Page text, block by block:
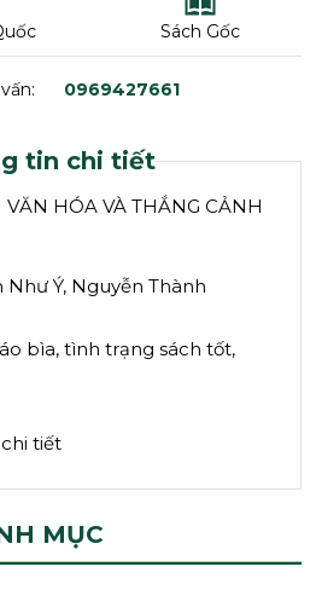
Sách Gốc
0969427661
tin chi tiết
HÓA VÀ THẮNG CẢNH
Ý, Nguyễn Thành
bìa, tình trạng sách tốt,
tiết
MỤC